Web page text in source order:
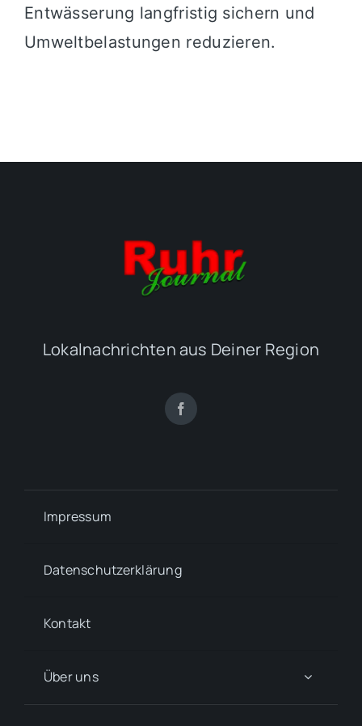
Entwässerung langfristig sichern und
Umweltbelastungen reduzieren.
Lokalnachrichten aus Deiner Region
Impressum
Datenschutzerklärung
Kontakt
Über uns